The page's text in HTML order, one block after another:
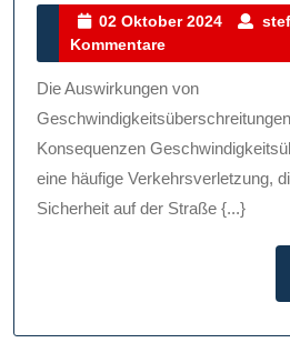
02 Oktober 2024
02
2024
Kommentare
Die Auswirkungen von
Konsequenzen
eine häufige Verkehrsverletzung,
Sicherheit auf der Straße {...}